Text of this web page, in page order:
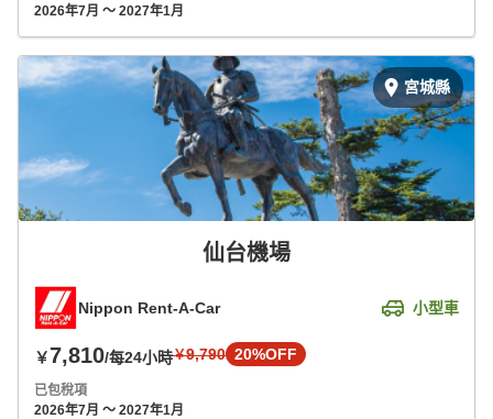
2026年7月 ～ 2027年1月
宮城縣
仙台機場
Nippon Rent-A-Car 小型車
￥7,810/每24小時￥9,790 20%OFF
已包稅項
2026年7月 ～ 2027年1月